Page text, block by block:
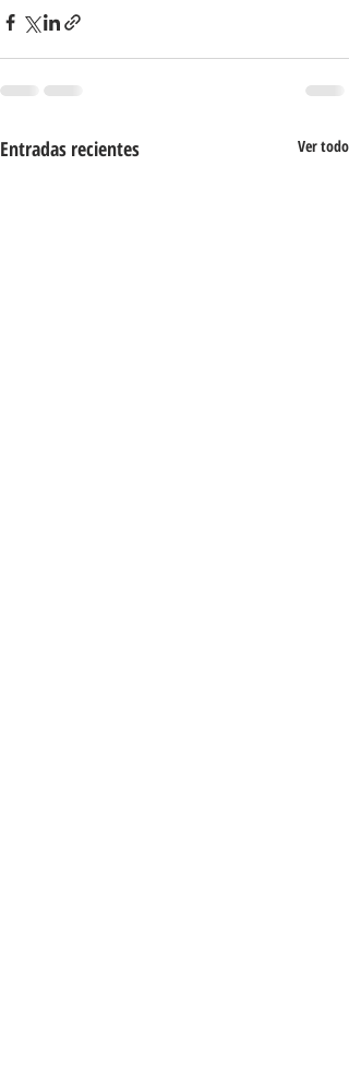
Entradas recientes Ver todo